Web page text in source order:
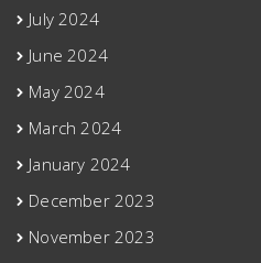
July 2024
June 2024
May 2024
March 2024
January 2024
December 2023
November 2023